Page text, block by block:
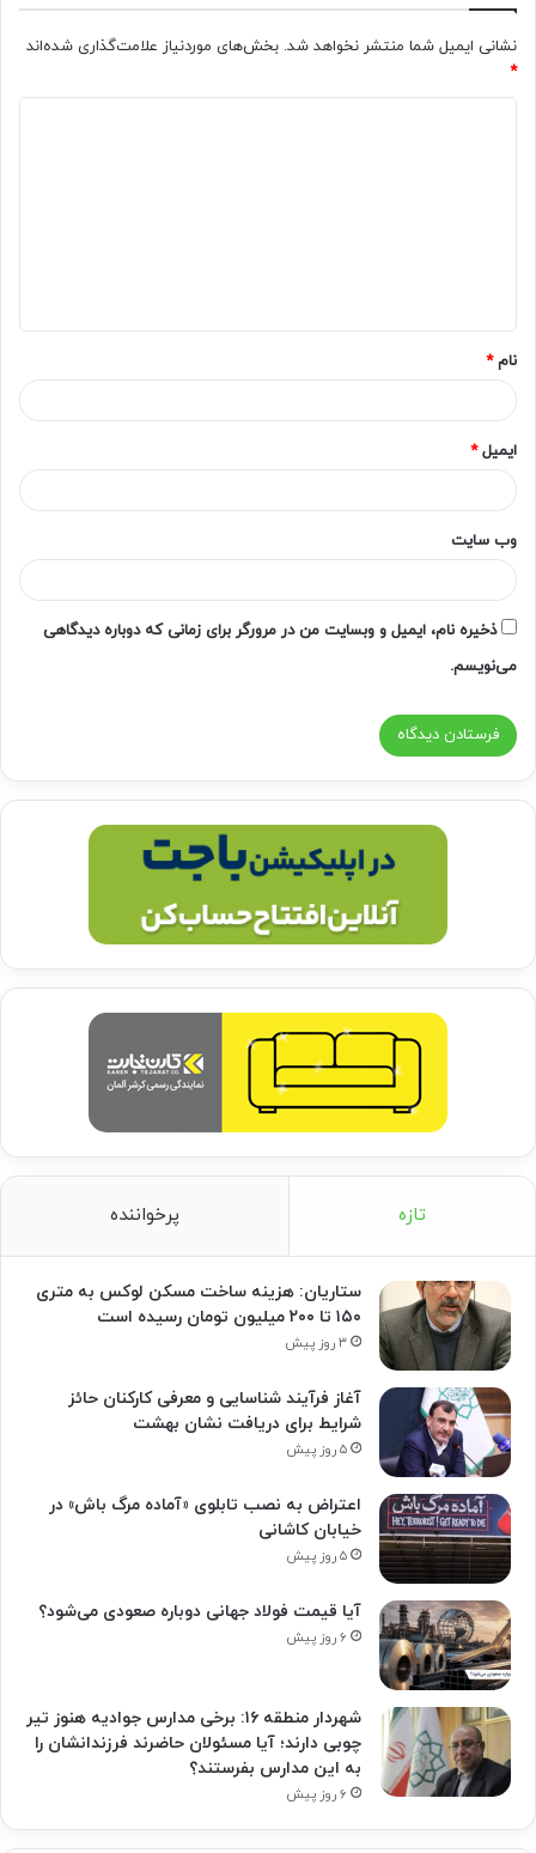
نشانی ایمیل شما منتشر نخواهد شد. بخش‌های موردنیاز علامت‌گذاری شده‌اند
*
*
نام*
ایمیل*
وب‌ سایت
ذخیره نام، ایمیل و وبسایت من در مرورگر برای زمانی که دوباره دیدگاهی
می‌نویسم.
تازه پرخواننده
ستاریان: هزینه ساخت مسکن لوکس به متری
۱۵۰ تا ۲۰۰ میلیون تومان رسیده است
۳ روز پیش
آغاز فرآیند شناسایی و معرفی کارکنان حائز
شرایط برای دریافت نشان بهشت
۵ روز پیش
اعتراض به نصب تابلوی «آماده مرگ باش» در
خیابان کاشانی
۵ روز پیش
آیا قیمت فولاد جهانی دوباره صعودی می‌شود؟
۶ روز پیش
شهردار منطقه ۱۶: برخی مدارس جوادیه هنوز تیر
چوبی دارند؛ آیا مسئولان حاضرند فرزندانشان را
به این مدارس بفرستند؟
۶ روز پیش